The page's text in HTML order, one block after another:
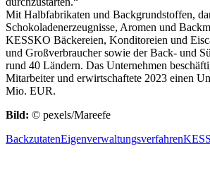
Mit Halbfabrikaten und Backgrundstoffen,
Schokoladenerzeugnisse, Aromen und
KESSKO Bäckereien, Konditoreien und
und Großverbraucher sowie der Back- und
rund 40 Ländern. Das Unternehmen
Mitarbeiter und erwirtschaftete 2023 einen
Mio. EUR.
Bild: © pexels/Mareefe
BackzutatenEigenverwaltungsverfahren